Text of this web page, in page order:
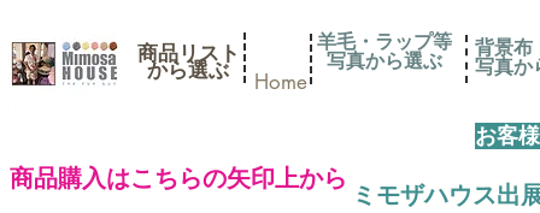
商品リスト
​から選ぶ Home
​商品購入はこちらの矢印上から
羊毛・ラップ等
写真から選ぶ
背景布
写真か
お客
ミモザハウス出